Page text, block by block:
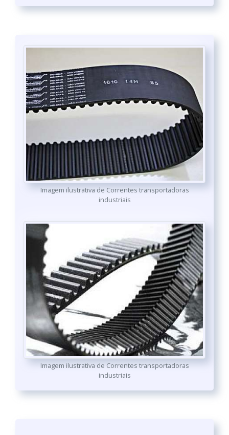
Imagem ilustrativa de Correntes transportadoras
industriais
Imagem ilustrativa de Correntes transportadoras
industriais